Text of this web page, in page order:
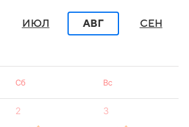
ИЮЛ АВГ СЕН
Сб Вс
2 3